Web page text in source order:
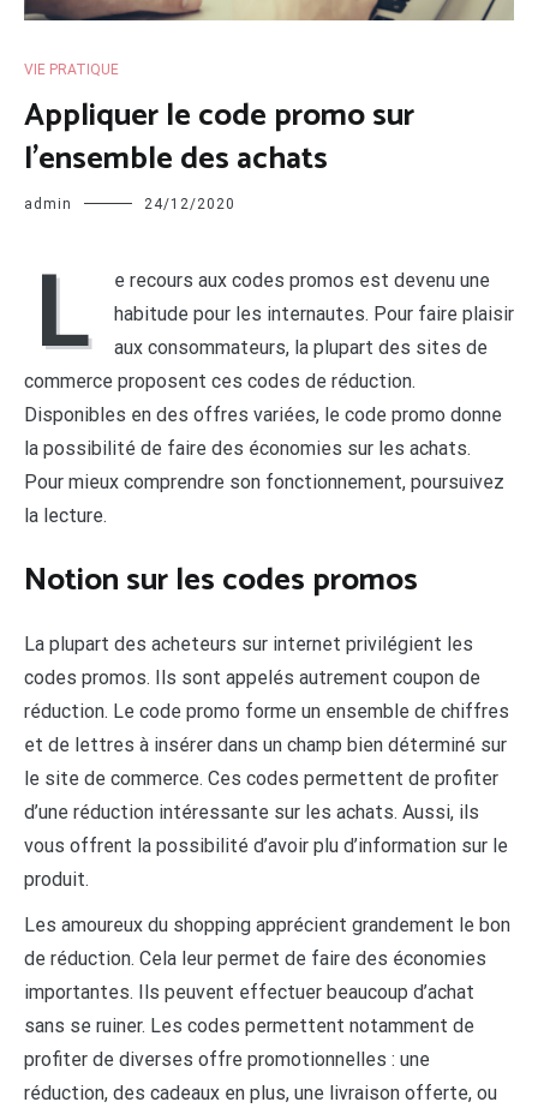
VIE PRATIQUE
Appliquer le code promo sur
l’ensemble des achats
admin 24/12/2020
L
e recours aux codes promos est devenu une
habitude pour les internautes. Pour faire plaisir
aux consommateurs, la plupart des sites de
commerce proposent ces codes de réduction.
Disponibles en des offres variées, le code promo donne
la possibilité de faire des économies sur les achats.
Pour mieux comprendre son fonctionnement, poursuivez
la lecture.
Notion sur les codes promos
La plupart des acheteurs sur internet privilégient les
codes promos. Ils sont appelés autrement coupon de
réduction. Le code promo forme un ensemble de chiffres
et de lettres à insérer dans un champ bien déterminé sur
le site de commerce. Ces codes permettent de profiter
d’une réduction intéressante sur les achats. Aussi, ils
vous offrent la possibilité d’avoir plu d’information sur le
produit.
Les amoureux du shopping apprécient grandement le bon
de réduction. Cela leur permet de faire des économies
importantes. Ils peuvent effectuer beaucoup d’achat
sans se ruiner. Les codes permettent notamment de
profiter de diverses offre promotionnelles : une
réduction, des cadeaux en plus, une livraison offerte, ou